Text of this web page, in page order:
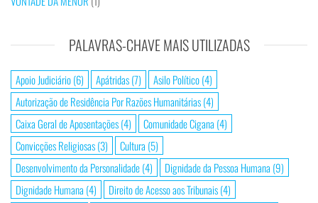
PALAVRAS-CHAVE MAIS UTILIZADAS
Apoio Judiciário(6) Apátridas(7) Asilo Político(4)
Autorização de Residência Por Razões Humanitárias(4)
Caixa Geral de Aposentações(4) Comunidade Cigana (4)
Convicções Religiosas(3) Cultura (5)
Desenvolvimento da Personalidade(4) Dignidade da Pessoa Humana (9)
Dignidade Humana (4) Direito de Acesso aos Tribunais(4)